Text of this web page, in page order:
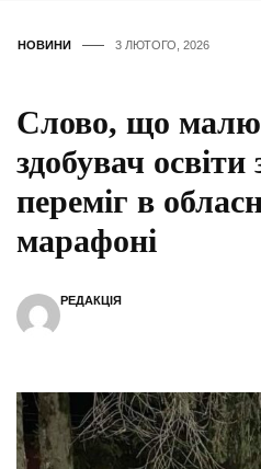
НОВИНИ 3 ЛЮТОГО, 2026
Слово, що
здобувач
переміг в
марафоні
РЕДАКЦІЯ